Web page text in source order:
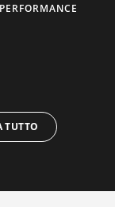
PERFORMANCE
TUTTO